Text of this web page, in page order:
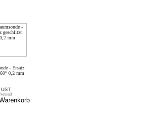
- Ersatz
0,2 mm